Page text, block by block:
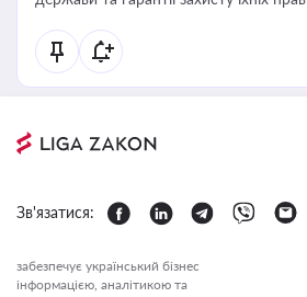
Зв'язатися:
забезпечує український бізнес
інформацією, аналітикою та